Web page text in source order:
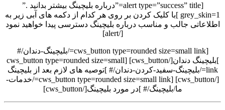
[alert type=”success” title=”درباره بلیچینگ بیشتر بدانید .”
grey_skin=1 ]با کلیک کردن بر روی هر کدام از دکمه های آبی زیر به
اطلاعاتی جالب و مناسب درباره بلیچینگ دسترسی پیدا خواهید نمود
[/alert]
[cws_button type=rounded size=small link=/بلیچینگ-دندان/#
]بلیچینگ دندان[/cws_button] [cws_button type=rounded size=small
link=/بلیچینگ-سفید-کردن-دندان/# ]توصیه های لازم بعد از بلیچینگ
[/cws_button] [cws_button type=rounded size=small link=/خدمات-
ما/بلیچینگ/# ]در مورد بلیچینگ[/cws_button]